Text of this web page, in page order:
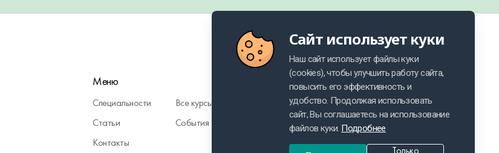
Сайт использует куки
Наш сайт использует файлы куки
(cookies), чтобы улучшить работу сайта,
повысить его эффективность и
удобство. Продолжая использовать
сайт, Вы соглашаетесь на использование
файлов куки. Подробнее
Только
Меню
Специальности
Все курсы
Статьи
События
Контакты
Контакты
Фармаконадзор
Политика персональных данных